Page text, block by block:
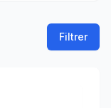
Filtrer